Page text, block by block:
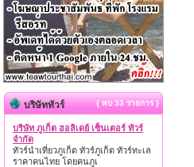
บริษัททัวร์ { พบ 33 รายการ }
บริษัท ภูเก็ต ฮอลิเดย์ เซ็นเตอร์ ทัวร์
จำกัด
ทัวร์นำเที่ยวภูเก็ต ทัวร์ภูเก็ต ทัวร์ทะเล
ราคาคนไทย โดยคนภูเ